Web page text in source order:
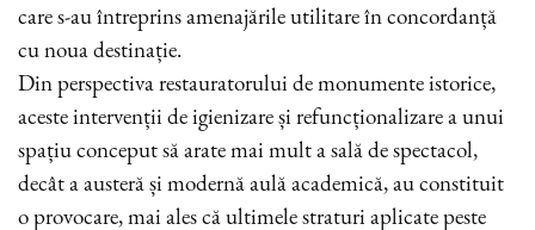
care s-au întreprins amenajările utilitare în concordanță
cu noua destinație.
Din perspectiva restauratorului de monumente istorice,
aceste intervenții de igienizare și refuncționalizare a unui
spațiu conceput să arate mai mult a sală de spectacol,
decât a austeră și modernă aulă academică, au constituit
o provocare, mai ales că ultimele straturi aplicate peste